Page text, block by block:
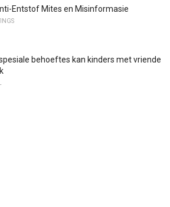
Entstof Mites en Misinformasie
behoeftes kan kinders met vriende